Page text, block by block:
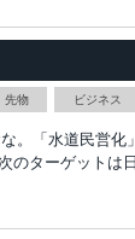
先物 ビジネス
。「水道民営化」
のターゲットは日